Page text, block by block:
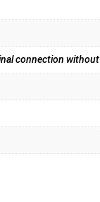
connection